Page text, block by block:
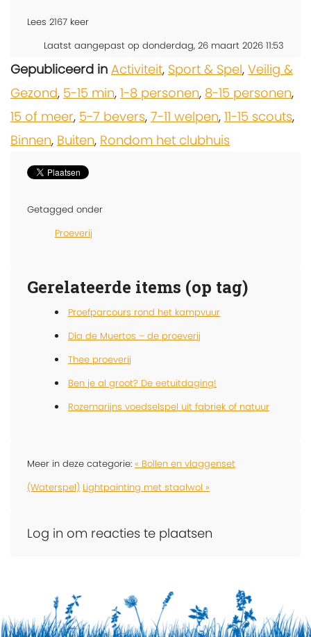
Lees 2167 keer
Laatst aangepast op donderdag, 26 maart 2026 11:53
Gepubliceerd in Activiteit, Sport & Spel, Veilig &
Gezond, 5-15 min, 1-8 personen, 8-15 personen,
15 of meer, 5-7 bevers, 7-11 welpen, 11-15 scouts,
Binnen, Buiten, Rondom het clubhuis
Getagged onder
Proeverij
Gerelateerde items (op tag)
Proefparcours rond het kampvuur
Día de Muertos – de proeverij
Thee proeverij
Ben je al groot? De eetuitdaging!
Rozemarijns voedselspel uit fabriek of natuur
Meer in deze categorie: « Bollen en vlaggenset
(Waterspel) Lightpainting met staalwol »
Log in om reacties te plaatsen